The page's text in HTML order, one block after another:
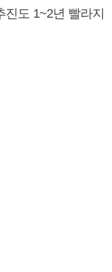
도 1~2년 빨라지